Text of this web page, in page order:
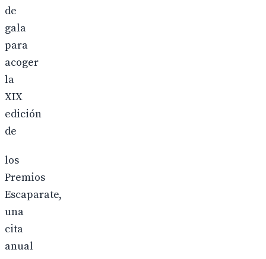
de
gala
para
acoger
la
XIX
edición
de
los
Premios
Escaparate,
una
cita
anual